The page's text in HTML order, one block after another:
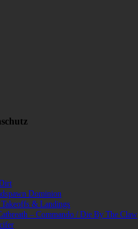
Dominion
& Landings
– Commando / Die By The Claw